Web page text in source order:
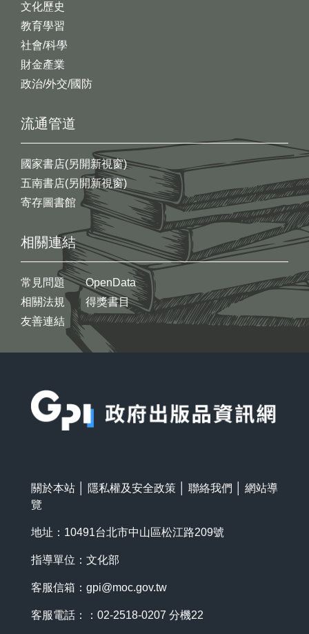
文化歷史
教育學習
社會/科學
財金產業
政治/外交/國防
流通管道
國家書店(另開新視窗)
五南書店(另開新視窗)
寄存圖書館
相關連結
常見問題
相關法規
友善連結
OpenData
得獎書目
關於本站 隱私權及安全政策 聯絡我們
網站導
覽
地址：10491台北市中山區松江路209號
指導單位：文化部
客服信箱： gpi@moc.gov.tw
客服電話：：02-2518-0207 分機22